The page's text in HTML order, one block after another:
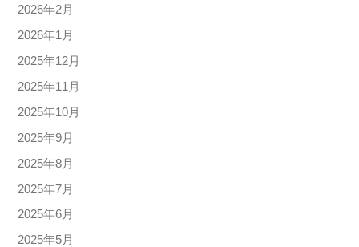
2026年2月
2026年1月
2025年12月
2025年11月
2025年10月
2025年9月
2025年8月
2025年7月
2025年6月
2025年5月